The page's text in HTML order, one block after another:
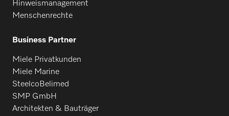
Hinweismanagement
Menschenrechte
Business Partner
Miele Privatkunden
Miele Marine
SteelcoBelimed
SMP GmbH
Architekten & Bauträger